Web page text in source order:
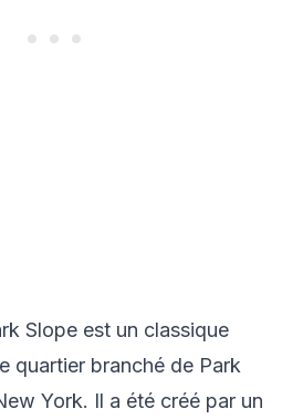
Slope est un classique
quartier branché de Park
York. Il a été créé par un